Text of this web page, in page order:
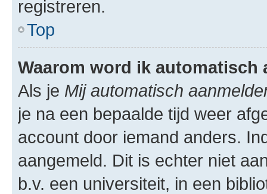
registreren.
Top
Waarom word ik automatisch
Als je Mij automatisch
je na een bepaalde tijd weer
account door iemand anders.
aangemeld. Dit is echter niet
b.v. een universiteit, in een